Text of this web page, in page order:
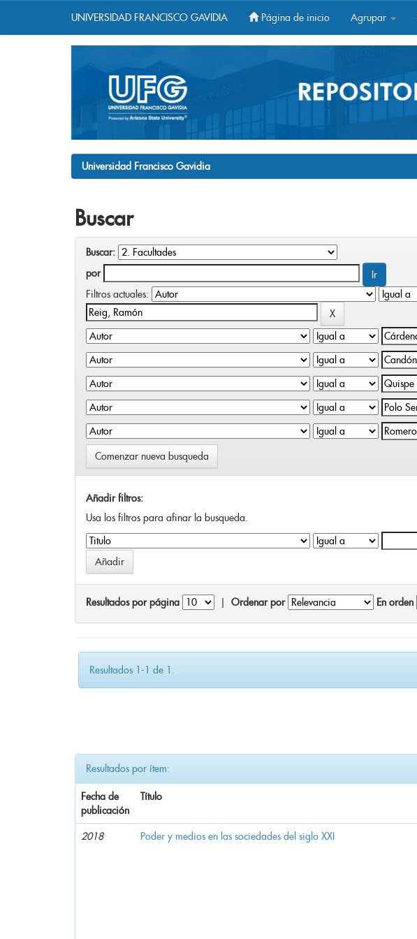
UNIVERSIDAD FRANCISCO GAVIDIA Página de inicio Agrupar
Universidad Francisco Gavidia
Buscar
Buscar:
por
Filtros actuales:
Comenzar nueva busqueda
Añadir filtros:
Usa los filtros para afinar la busqueda.
Resultados por página Ordenar por En orden
Resultados 1-1 de 1.
Resultados por ítem:
Fecha de
publicación
Título
2018 Poder y medios en las sociedades del siglo XXI